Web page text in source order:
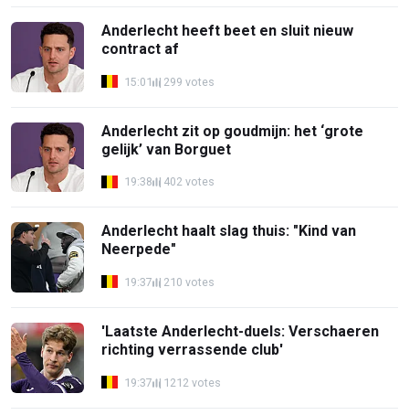
Anderlecht heeft beet en sluit nieuw
contract af
15:01 299 votes
Anderlecht zit op goudmijn: het ‘grote
gelijk’ van Borguet
19:38 402 votes
Anderlecht haalt slag thuis: "Kind van
Neerpede"
19:37 210 votes
'Laatste Anderlecht-duels: Verschaeren
richting verrassende club'
19:37 1212 votes